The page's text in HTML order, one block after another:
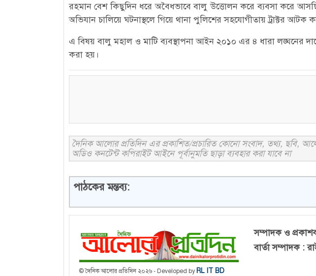
রহমান বেশ কিছুদিন ধরে অবৈধভাবে বালু উত্তোলন করে ব্যবসা করে
অভিযান চালিয়ে ঘটনাস্থলে গিয়ে থানা পুলিশের সহযোগীতায় ট্রাক্টর আটক
এ বিষয় বালু মহাল ও মাটি ব্যবস্থাপনা আইন ২০১০ এর ৪ ধারা লঙ্ঘনের
করা হয়।
দৈনিক আলোর প্রতিদিন এর প্রকাশিত/প্রচারিত কোনো সংবাদ, তথ্য, ছবি,
অডিও কনটেন্ট কপিরাইট আইনে পূর্বানুমতি ছাড়া ব্যবহার করা যাবে না
পাঠকের মন্তব্য:
© দৈনিক আলোর প্রতিদিন ২০২৬ - Developed by RL IT BD
সম্পাদক ও
বার্তা সম্পাদক :